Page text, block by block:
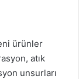
ürünler
atık
unsurları